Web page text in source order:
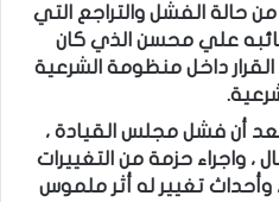
حالة الفشل والتراجع التي
علي محسن الذي كان
داخل منظومة الشرعية
أن فشل مجلس القيادة ،
واجراء حزمة من التغييرات
تغيير له أثر ملموس